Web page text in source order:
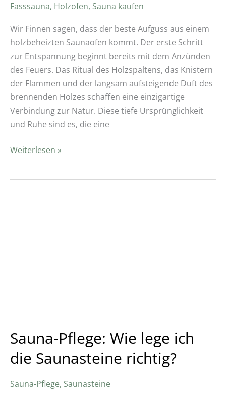
Fasssauna, Holzofen, Sauna kaufen
Wir Finnen sagen, dass der beste Aufguss aus einem
holzbeheizten Saunaofen kommt. Der erste Schritt
zur Entspannung beginnt bereits mit dem Anzünden
des Feuers. Das Ritual des Holzspaltens, das Knistern
der Flammen und der langsam aufsteigende Duft des
brennenden Holzes schaffen eine einzigartige
Verbindung zur Natur. Diese tiefe Ursprünglichkeit
und Ruhe sind es, die eine
Weiterlesen »
Sauna-Pflege: Wie lege ich
die Saunasteine richtig?
Sauna-Pflege, Saunasteine